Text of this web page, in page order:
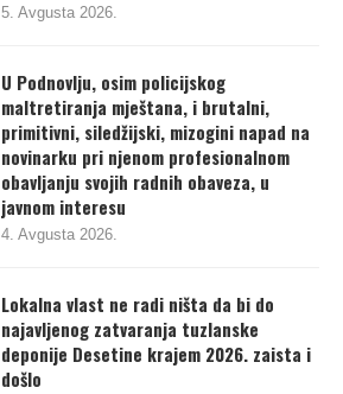
5. Avgusta 2026.
U Podnovlju, osim policijskog
maltretiranja mještana, i brutalni,
primitivni, siledžijski, mizogini napad na
novinarku pri njenom profesionalnom
obavljanju svojih radnih obaveza, u
javnom interesu
4. Avgusta 2026.
Lokalna vlast ne radi ništa da bi do
najavljenog zatvaranja tuzlanske
deponije Desetine krajem 2026. zaista i
došlo